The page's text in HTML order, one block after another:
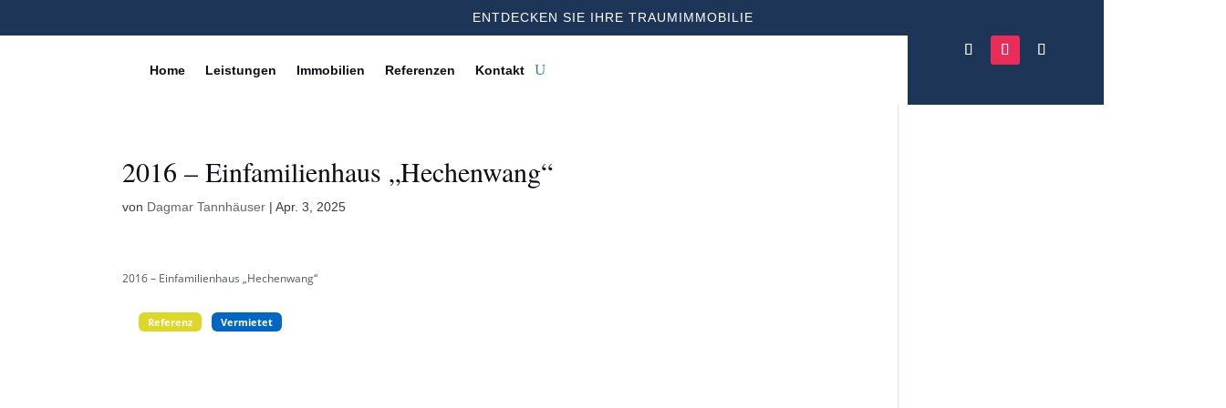
ENTDECKEN SIE IHRE TRAUMIMMOBILIE
Home Leistungen Immobilien Referenzen Kontakt
2016 – Einfamilienhaus „Hechenwang“
von Dagmar Tannhäuser |Apr. 3, 2025
2016 – Einfamilienhaus „Hechenwang“
Referenz Vermietet